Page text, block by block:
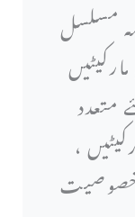
مسلسل
متعدد
،
خصوصیت